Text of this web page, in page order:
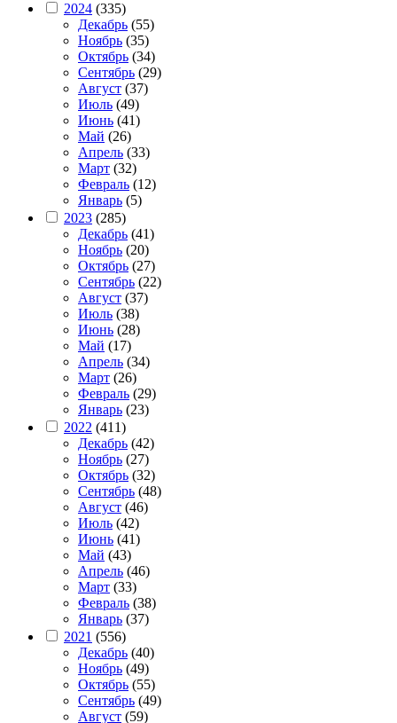
2024 (335)
Декабрь (55)
Ноябрь (35)
Октябрь (34)
Сентябрь (29)
Август (37)
Июль (49)
Июнь (41)
Май (26)
Апрель (33)
Март (32)
Февраль (12)
Январь (5)
2023 (285)
Декабрь (41)
Ноябрь (20)
Октябрь (27)
Сентябрь (22)
Август (37)
Июль (38)
Июнь (28)
Май (17)
Апрель (34)
Март (26)
Февраль (29)
Январь (23)
2022 (411)
Декабрь (42)
Ноябрь (27)
Октябрь (32)
Сентябрь (48)
Август (46)
Июль (42)
Июнь (41)
Май (43)
Апрель (46)
Март (33)
Февраль (38)
Январь (37)
2021 (556)
Декабрь (40)
Ноябрь (49)
Октябрь (55)
Сентябрь (49)
Август (59)